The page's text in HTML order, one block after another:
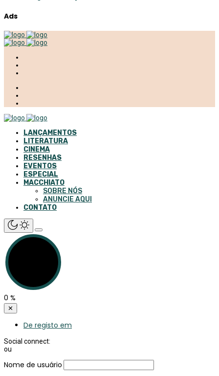
Ads
LANÇAMENTOS
LITERATURA
CINEMA
RESENHAS
EVENTOS
ESPECIAL
MACCHIATO
SOBRE NÓS
ANUNCIE AQUI
CONTATO
0 %
✕
De registo em
Social connect:
ou
Nome de usuário